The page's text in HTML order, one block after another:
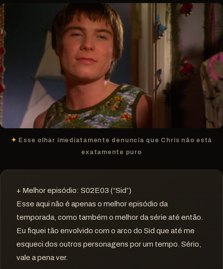
Esse olhar imediatamente denuncia que Chris não está
exatamente puro
+ Melhor episódio: S02E03 (“Sid”)
Esse aqui não é apenas o melhor episódio da
temporada, como também o melhor da série até então.
Eu fiquei tão envolvido com o arco do Sid que até me
esqueci dos outros personagens por um tempo. Sério,
vale a pena ver.